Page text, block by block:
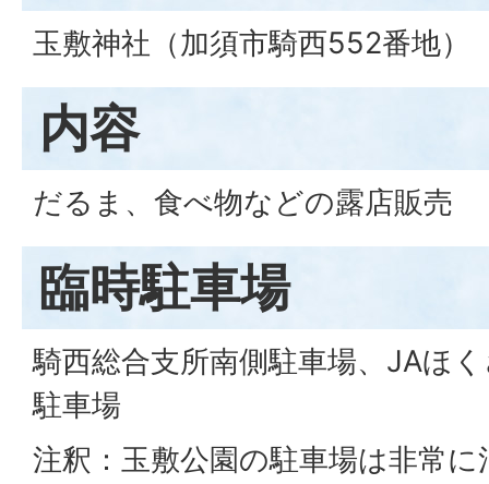
玉敷神社（加須市騎西552番地）
内容
だるま、食べ物などの露店販売
臨時駐車場
騎西総合支所南側駐車場、JAほ
駐車場
注釈：玉敷公園の駐車場は非常